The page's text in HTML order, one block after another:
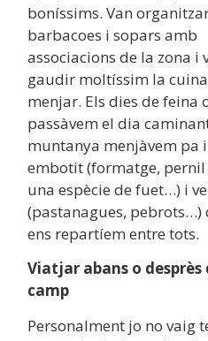
boníssims. Van
barbacoes i sopars amb
associacions de la zona i
gaudir moltíssim la
menjar. Els dies de feina
passàvem el dia
muntanya menjàvem pa i
embotit (formatge, pernil
una espècie de fuet…) i
(pastanagues, pebrots…)
ens repartíem entre tots.
Viatjar abans o desprès
camp
Personalment jo no vaig